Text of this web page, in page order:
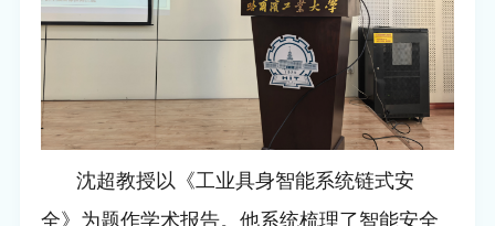
沈超教授以《工业具身智能系统链式安
全》为题作学术报告。他系统梳理了智能安全